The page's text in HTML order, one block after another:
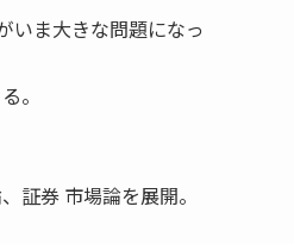
いま大きな問題になっ
。
証券 市場論を展開。